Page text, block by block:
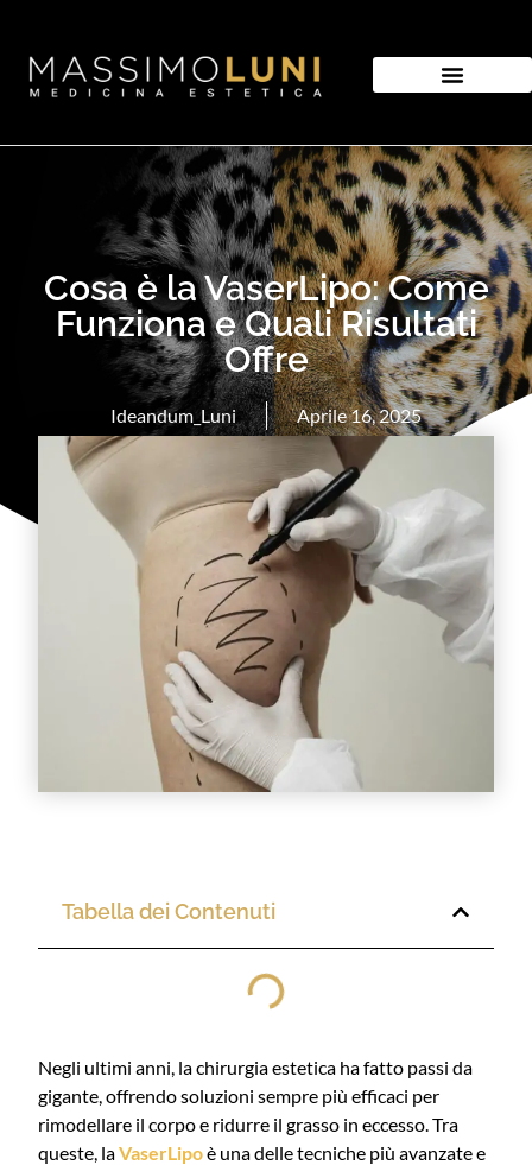
Cosa è la VaserLipo: Come
Funziona e Quali Risultati
Offre
Ideandum_Luni Aprile 16, 2025
Tabella dei Contenuti
Negli ultimi anni, la chirurgia estetica ha fatto passi da
gigante, offrendo soluzioni sempre più efficaci per
rimodellare il corpo e ridurre il grasso in eccesso. Tra
queste, laVaserLipoè una delle tecniche più avanzate e